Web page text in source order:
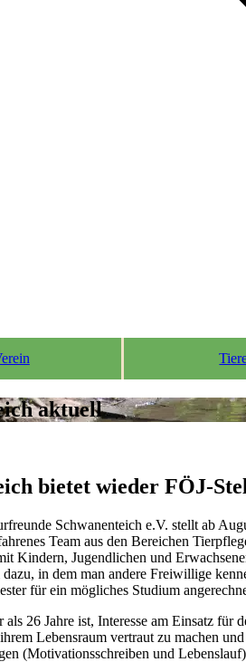
aktuell
bietet wieder FÖJ-
Schwanenteich e.V. stellt ab
Team aus den Bereichen
Kindern, Jugendlichen und
dazu, in dem man andere Freiwillige
für ein mögliches Studium
als 26 Jahre ist, Interesse am Einsatz
Lebensraum vertraut zu machen
(Motivationsschreiben und